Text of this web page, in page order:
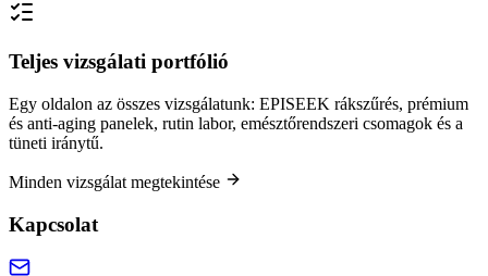
Teljes vizsgálati portfólió
Egy oldalon az összes vizsgálatunk: EPISEEK rákszűrés, prémium
és anti-aging panelek, rutin labor, emésztőrendszeri csomagok és a
tüneti iránytű.
Minden vizsgálat megtekintése
Kapcsolat